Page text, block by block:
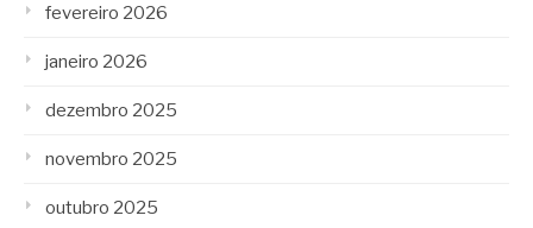
fevereiro 2026
janeiro 2026
dezembro 2025
novembro 2025
outubro 2025